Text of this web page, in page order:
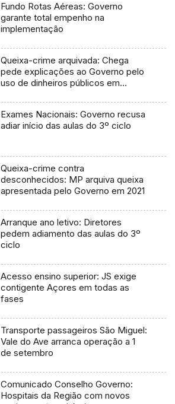
Fundo Rotas Aéreas: Governo
garante total empenho na
implementação
Queixa-crime arquivada: Chega
pede explicações ao Governo pelo
uso de dinheiros públicos em
Exames Nacionais: Governo recusa
adiar início das aulas do 3º ciclo
Queixa-crime contra
desconhecidos: MP arquiva queixa
apresentada pelo Governo em 2021
Arranque ano letivo: Diretores
pedem adiamento das aulas do 3º
ciclo
Acesso ensino superior: JS exige
contigente Açores em todas as
fases
Transporte passageiros São Miguel:
Vale do Ave arranca operação a 1
de setembro
Comunicado Conselho Governo:
Hospitais da Região com novos